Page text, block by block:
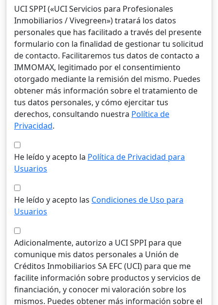
UCI SPPI («UCI Servicios para Profesionales
Inmobiliarios / Vivegreen») tratará los datos
personales que has facilitado a través del presente
formulario con la finalidad de gestionar tu solicitud
de contacto. Facilitaremos tus datos de contacto a
IMMOMAX, legitimado por el consentimiento
otorgado mediante la remisión del mismo. Puedes
obtener más información sobre el tratamiento de
tus datos personales, y cómo ejercitar tus
derechos, consultando nuestra Política de
Privacidad.
He leído y acepto la Política de Privacidad para
Usuarios
He leído y acepto las Condiciones de Uso para
Usuarios
Adicionalmente, autorizo a UCI SPPI para que
comunique mis datos personales a Unión de
Créditos Inmobiliarios SA EFC (UCI) para que me
facilite información sobre productos y servicios de
financiación, y conocer mi valoración sobre los
mismos. Puedes obtener más información sobre el